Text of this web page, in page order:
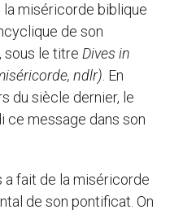
miséricorde biblique
de son
sous le titre Dives in
ndlr) . En
du siècle dernier, le
ce message dans son
a fait de la miséricorde
de son pontificat. On